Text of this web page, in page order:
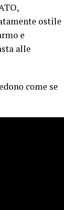
ostile
e
alle
come se